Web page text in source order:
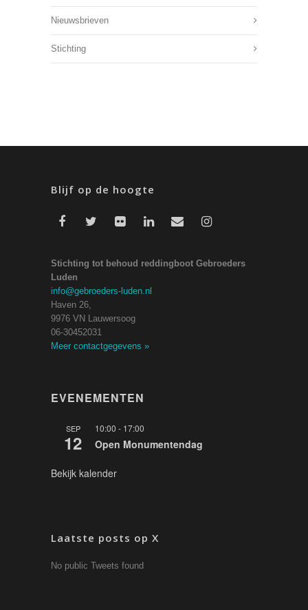
Nieuwsbrieven
Stichting
Blijf op de hoogte
Stichting tot behoud reddingboot Gebroeders
Luden
info@gebroeders-luden.nl
Haven 26,
9976 VN Lauwersoog
06-30452031
Meer contactgegevens »
EVENEMENTEN
SEP
12
10:00 - 17:00
Open Monumentendag
Bekijk kalender
Laatste posts op X
No public Tweets found